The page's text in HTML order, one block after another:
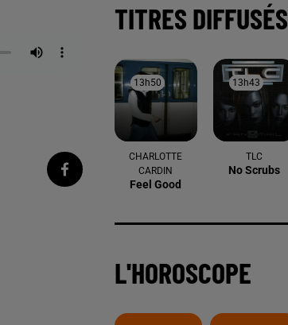
TITRES DIFFUSÉS
13h50
13h50
CHARLOTTE
CARDIN
Feel Good
13h43
13h43
TLC
No Scrubs
L'HOROSCOPE